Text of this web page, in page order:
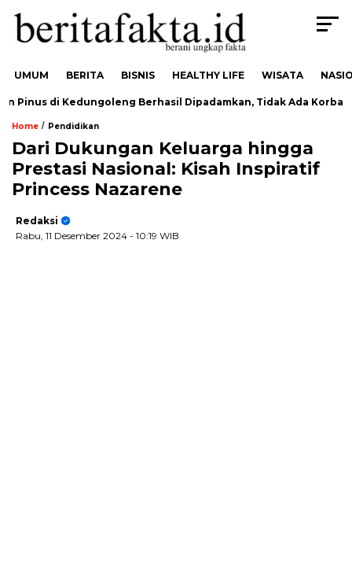
UMUM BERITA BISNIS HEALTHY LIFE WISATA
di Kedungoleng Berhasil Dipadamkan, Tidak Ada Korban
Home / Pendidikan
Dari Dukungan Keluarga hingga
Prestasi Nasional: Kisah Inspiratif
Princess Nazarene
Redaksi
Rabu, 11 Desember 2024 - 10:19 WIB